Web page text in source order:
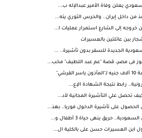
يعلن وفاة الأمير عبدالإله ب...
من داخل إيران.. والحرس الثوري يته...
خروجه إلى الشارع استمرار عمليات ا...
بين عائلتين بالعسيرات
الجديدة للسفر بدون تأشيرة.. ...
موز فى مصر، قصة "عم عبد اللطيف" مخب...
رابط نتيجة الشهادة الإع...
تحصل علي التأشيرة المجانية لأد...
على تأشيرة الدخول فوريا.. بهذ...
حريق ينهى حياة 3 أطفال و...
ابن العسيرات حسن على بالكلية ال...